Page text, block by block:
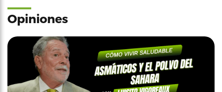
Opiniones